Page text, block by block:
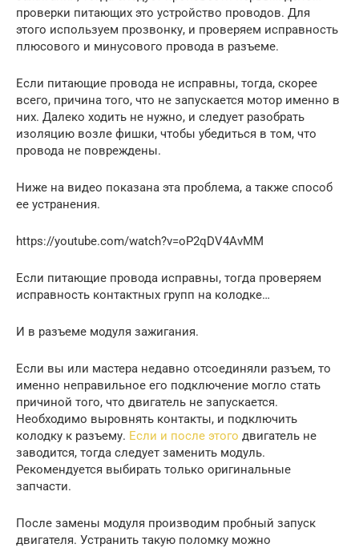
проверки питающих это устройство проводов. Для
этого используем прозвонку, и проверяем исправность
плюсового и минусового провода в разъеме.
Если питающие провода не исправны, тогда, скорее
всего, причина того, что не запускается мотор именно в
них. Далеко ходить не нужно, и следует разобрать
изоляцию возле фишки, чтобы убедиться в том, что
провода не повреждены.
Ниже на видео показана эта проблема, а также способ
ее устранения.
https://youtube.com/watch?v=oP2qDV4AvMM
Если питающие провода исправны, тогда проверяем
исправность контактных групп на колодке…
И в разъеме модуля зажигания.
Если вы или мастера недавно отсоединяли разъем, то
именно неправильное его подключение могло стать
причиной того, что двигатель не запускается.
Необходимо выровнять контакты, и подключить
колодку к разъему. Если и после этого двигатель не
заводится, тогда следует заменить модуль.
Рекомендуется выбирать только оригинальные
запчасти.
После замены модуля производим пробный запуск
двигателя. Устранить такую поломку можно